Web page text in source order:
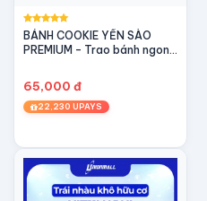
BÁNH COOKIE YẾN SÀO
PREMIUM – Trao bánh ngon,
65,000 đ
22,230 UPAYS